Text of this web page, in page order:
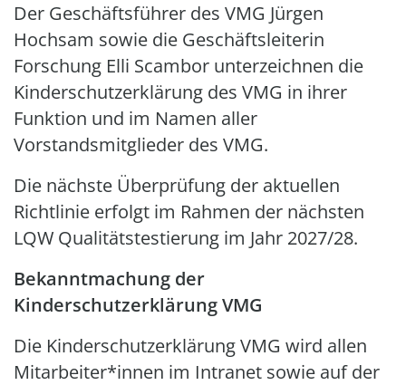
Der Geschäftsführer des VMG Jürgen
Hochsam sowie die Geschäftsleiterin
Forschung Elli Scambor unterzeichnen die
Kinderschutzerklärung des VMG in ihrer
Funktion und im Namen aller
Vorstandsmitglieder des VMG.
Die nächste Überprüfung der aktuellen
Richtlinie erfolgt im Rahmen der nächsten
LQW Qualitätstestierung im Jahr 2027/28.
Bekanntmachung der
Kinderschutzerklärung VMG
Die Kinderschutzerklärung VMG wird allen
Mitarbeiter*innen im Intranet sowie auf der